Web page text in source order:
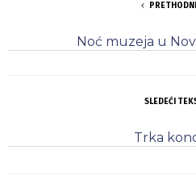
Noć muzeja u
SLEDEĆI
Trka